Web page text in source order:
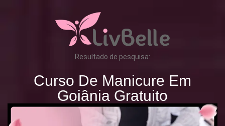
Resultado de pesquisa:
Curso De Manicure Em
Goiânia Gratuito